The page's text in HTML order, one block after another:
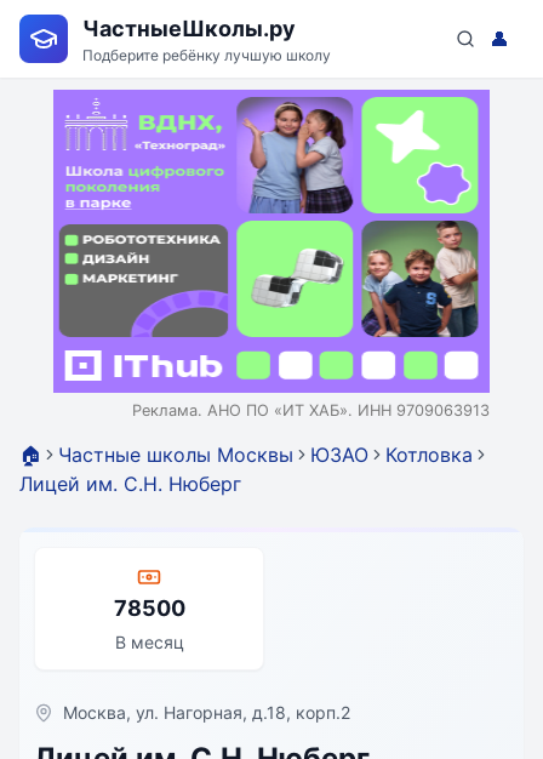
ЧастныеШколы.ру
Подберите ребёнку лучшую школу
👤
Реклама. АНО ПО «ИТ ХАБ». ИНН 9709063913
🏠 Частные школы Москвы ЮЗАО
Котловка
Лицей им. С.Н. Нюберг
78500
В месяц
Москва, ул. Нагорная, д.18, корп.2